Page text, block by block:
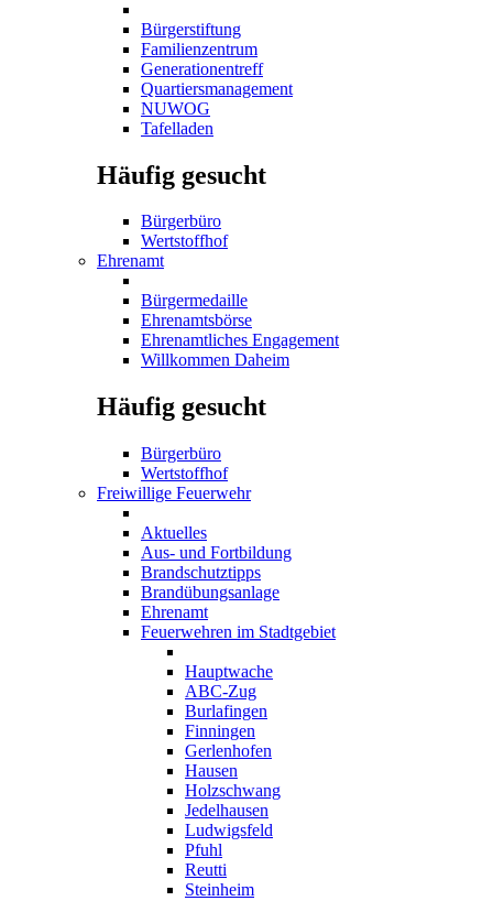
Bürgerstiftung
Familienzentrum
Generationentreff
Quartiersmanagement
NUWOG
Tafelladen
Häufig gesucht
Bürgerbüro
Wertstoffhof
Ehrenamt
Bürgermedaille
Ehrenamtsbörse
Ehrenamtliches Engagement
Willkommen Daheim
Häufig gesucht
Bürgerbüro
Wertstoffhof
Freiwillige Feuerwehr
Aktuelles
Aus- und Fortbildung
Brandschutztipps
Brandübungsanlage
Ehrenamt
Feuerwehren im Stadtgebiet
Hauptwache
ABC-Zug
Burlafingen
Finningen
Gerlenhofen
Hausen
Holzschwang
Jedelhausen
Ludwigsfeld
Pfuhl
Reutti
Steinheim